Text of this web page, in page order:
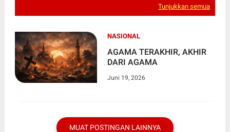
Tunjukkan semua
NASIONAL
AGAMA TERAKHIR, AKHIR
DARI AGAMA
Juni 19, 2026
MUAT POSTINGAN LAINNYA